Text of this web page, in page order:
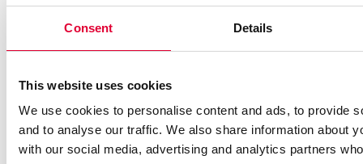
Consent Details
This website uses cookies
We use cookies to personalise content and ads, to provide
and to analyse our traffic. We also share information about
with our social media, advertising and analytics partners
21.01.2025
Neuer OPF-Prüfplatz:
Vom Prototyp zur
Serienlösung